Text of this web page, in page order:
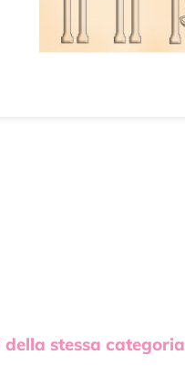
stessa categoria